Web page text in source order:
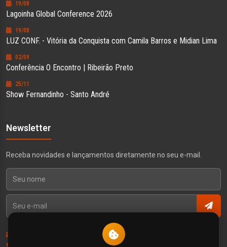
19/08
Lagoinha Global Conference 2026
19/08
LUZ CONF. - Vitória da Conquista com Camila Barros e Midian Lima
02/09
Conferência O Encontro | Ribeirão Preto
25/11
Show Fernandinho - Santo André
Newsletter
Receba novidades e lançamentos diretamente no seu e-mail.